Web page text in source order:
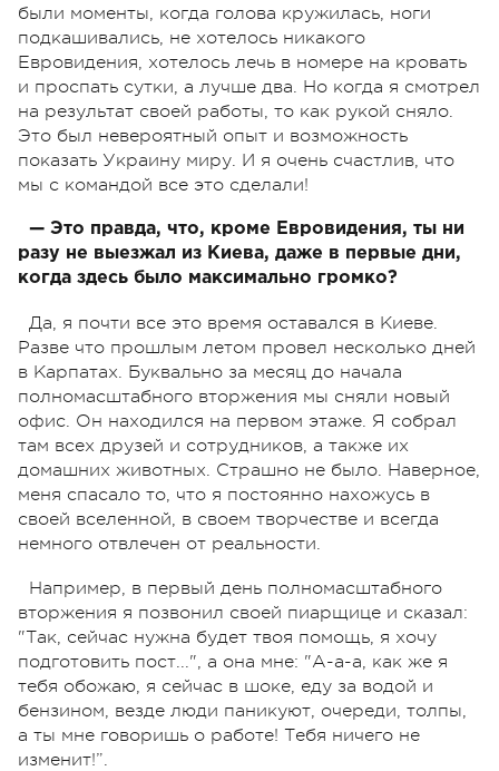
были моменты, когда голова кружилась, ноги
подкашивались, не хотелось никакого
Евровидения, хотелось лечь в номере на кровать
и проспать сутки, а лучше два. Но когда я смотрел
на результат своей работы, то как рукой сняло.
Это был невероятный опыт и возможность
показать Украину миру. И я очень счастлив, что
мы с командой все это сделали!
— Это правда, что, кроме Евровидения, ты ни
разу не выезжал из Киева, даже в первые дни,
когда здесь было максимально громко?
Да, я почти все это время оставался в Киеве.
Разве что прошлым летом провел несколько дней
в Карпатах. Буквально за месяц до начала
полномасштабного вторжения мы сняли новый
офис. Он находился на первом этаже. Я собрал
там всех друзей и сотрудников, а также их
домашних животных. Страшно не было. Наверное,
меня спасало то, что я постоянно нахожусь в
своей вселенной, в своем творчестве и всегда
немного отвлечен от реальности.
Например, в первый день полномасштабного
вторжения я позвонил своей пиарщице и сказал:
"Так, сейчас нужна будет твоя помощь, я хочу
подготовить пост...", а она мне: "А-а-а, как же я
тебя обожаю, я сейчас в шоке, еду за водой и
бензином, везде люди паникуют, очереди, толпы,
а ты мне говоришь о работе! Тебя ничего не
изменит!”.